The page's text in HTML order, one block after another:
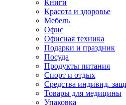
Книги
Красота и здоровье
Мебель
Офис
Офисная техника
Подарки и праздник
Посуда
Продукты питания
Спорт и отдых
Средства индивид.
Товары для медицины
Упаковка